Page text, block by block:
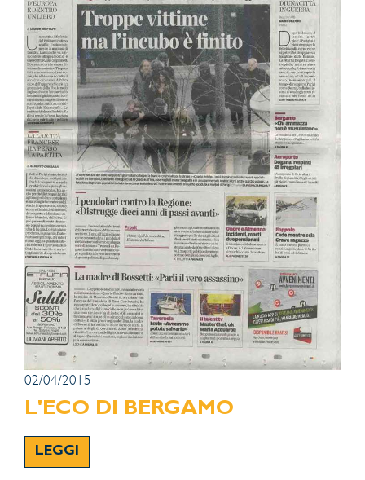
02/04/2015
L'ECO DI BERGAMO
LEGGI